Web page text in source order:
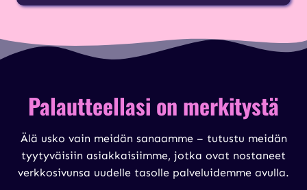
Palautteellasi on merkitystä
Älä usko vain meidän sanaamme – tutustu meidän
tyytyväisiin asiakkaisiimme, jotka ovat nostaneet
verkkosivunsa uudelle tasolle palveluidemme avulla.